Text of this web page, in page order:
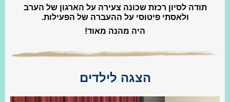
תודה לסיון רכזת שכונה צעירה על הארגון של הערב
ולאסתי פיטוסי על ההעברה של הפעילות.
היה מהנה מאוד!
הצגה לילדים